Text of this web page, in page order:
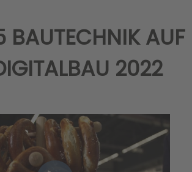
BAUTECHNIK AUF
2022